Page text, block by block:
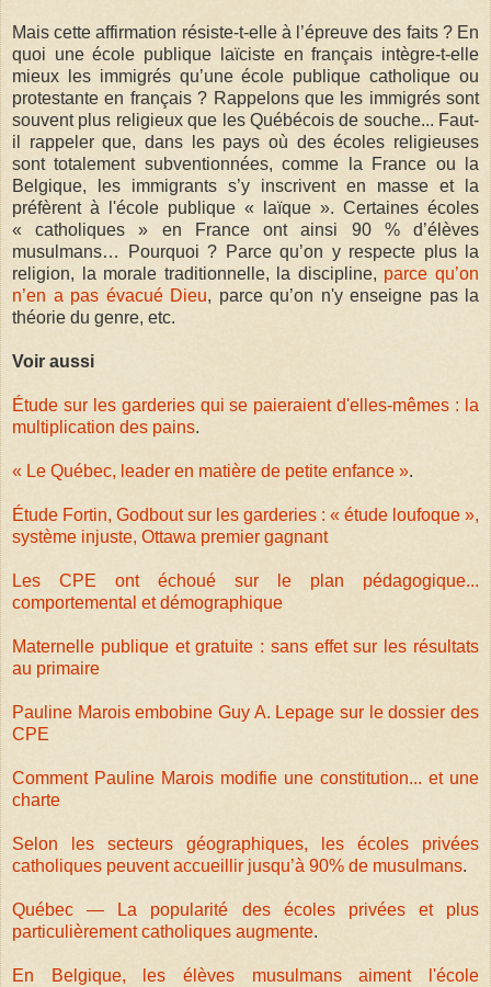
Mais cette affirmation résiste-t-elle à l’épreuve des faits ? En
quoi une école publique laïciste en français intègre-t-elle
mieux les immigrés qu’une école publique catholique ou
protestante en français ? Rappelons que les immigrés sont
souvent plus religieux que les Québécois de souche... Faut-
il rappeler que, dans les pays où des écoles religieuses
sont totalement subventionnées, comme la France ou la
Belgique, les immigrants s’y inscrivent en masse et la
préfèrent à l'école publique « laïque ». Certaines écoles
« catholiques » en France ont ainsi 90 % d’élèves
musulmans… Pourquoi ? Parce qu’on y respecte plus la
religion, la morale traditionnelle, la discipline, parce qu’on
n’en a pas évacué Dieu, parce qu’on n'y enseigne pas la
théorie du genre, etc.
Voir aussi
Étude sur les garderies qui se paieraient d'elles-mêmes : la
multiplication des pains.
« Le Québec, leader en matière de petite enfance ».
Étude Fortin, Godbout sur les garderies : « étude loufoque »,
système injuste, Ottawa premier gagnant
Les CPE ont échoué sur le plan pédagogique...
comportemental et démographique
Maternelle publique et gratuite : sans effet sur les résultats
au primaire
Pauline Marois embobine Guy A. Lepage sur le dossier des
CPE
Comment Pauline Marois modifie une constitution... et une
charte
Selon les secteurs géographiques, les écoles privées
catholiques peuvent accueillir jusqu’à 90% de musulmans.
Québec — La popularité des écoles privées et plus
particulièrement catholiques augmente.
En Belgique, les élèves musulmans aiment l'école